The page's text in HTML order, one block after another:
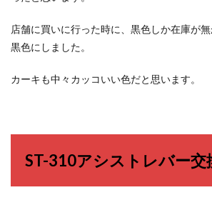
店舗に買いに行った時に、黒色しか在庫が
黒色にしました。
カーキも中々カッコいい色だと思います。
ST-310アシストレバー交